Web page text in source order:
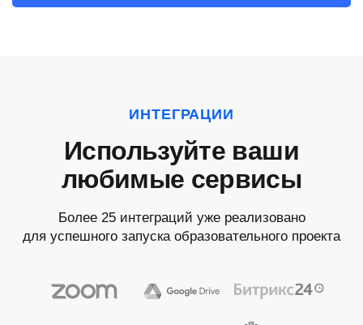
ИНТЕГРАЦИИ
Используйте ваши
любимые сервисы
Более 25 интеграций уже реализовано
для успешного запуска образовательного проекта